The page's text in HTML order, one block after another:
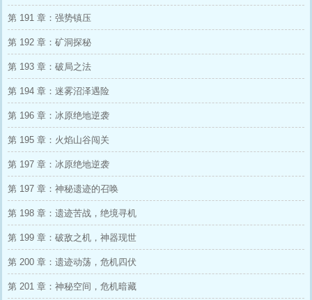
第 191 章：强势镇压
第 192 章：矿洞探秘
第 193 章：破局之法
第 194 章：迷雾沼泽遇险
第 196 章：冰原绝地逆袭
第 195 章：火焰山谷闯关
第 197 章：冰原绝地逆袭
第 197 章：神秘遗迹的召唤
第 198 章：遗迹苦战，绝境寻机
第 199 章：破敌之机，神器现世
第 200 章：遗迹动荡，危机四伏
第 201 章：神秘空间，危机暗藏